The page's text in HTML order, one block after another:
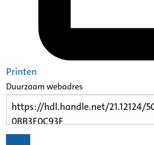
Printen
Duurzaam webadres